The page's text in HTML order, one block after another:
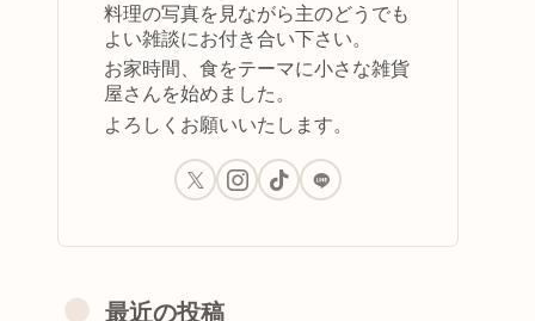
料理の写真を見ながら主のどうでも
よい雑談にお付き合い下さい。
お家時間、食をテーマに小さな雑貨
屋さんを始めました。
よろしくお願いいたします。
最近の投稿